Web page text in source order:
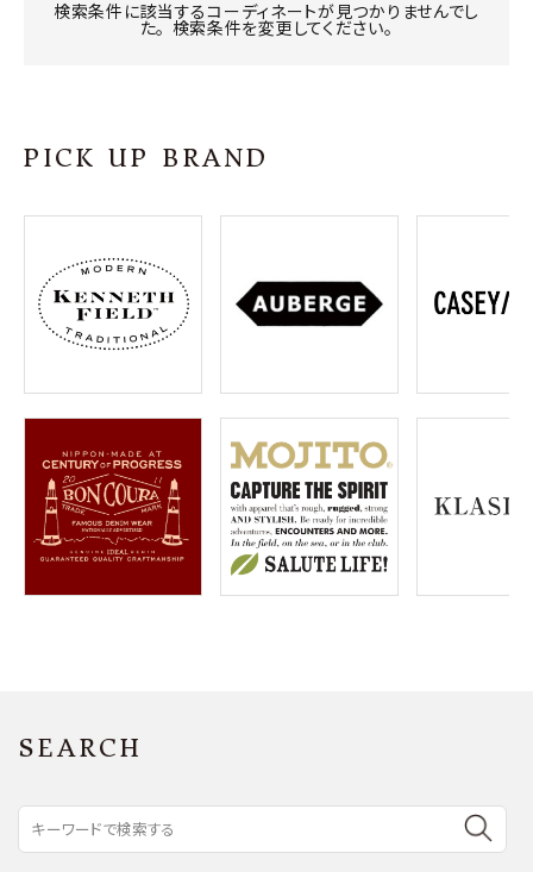
INFORMATION
ご利用ガイド
プライバシーポリシー
特定商取引法について
お問い合わせ
OFFICIAL WEB SITE
ACCOUNT MENU
ようこそ ゲスト 様
meeting_room ログイン 会員登録
検索条件に該当するコーディネートが見つかりませんでし
た。 検索条件を変更してください。
PICK UP BRAND
SEARCH